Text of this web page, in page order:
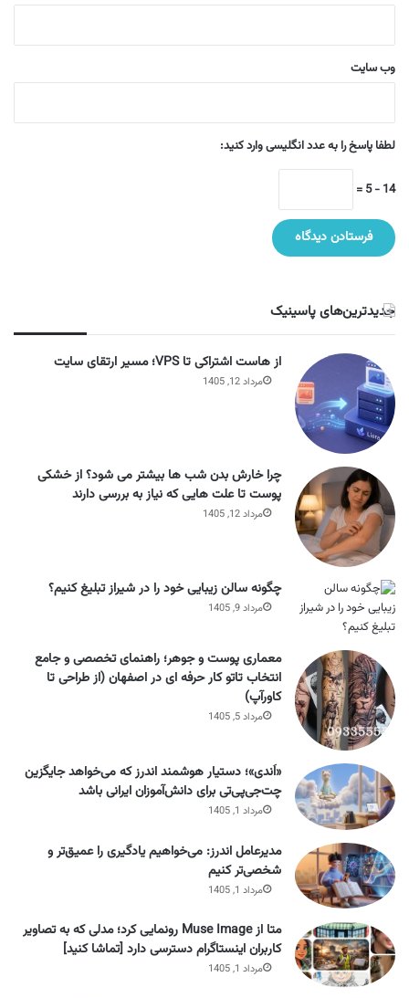
وب‌ سایت
لطفا پاسخ را به عدد انگلیسی وارد کنید:
14 − 5 =
جدیدترین‌های پاسینیک
از هاست اشتراکی تا VPS؛ مسیر ارتقای سایت
مرداد 12, 1405
چرا خارش بدن شب ها بیشتر می شود؟ از خشکی
پوست تا علت هایی که نیاز به بررسی دارند
مرداد 12, 1405
چگونه سالن زیبایی خود را در شیراز تبلیغ کنیم؟
مرداد 9, 1405
معماری پوست و جوهر؛ راهنمای تخصصی و جامع
انتخاب تاتو کار حرفه ای در اصفهان (از طراحی تا
کاورآپ)
مرداد 5, 1405
«اَندی»؛ دستیار هوشمند اندرز که می‌خواهد جایگزین
چت‌جی‌پی‌تی برای دانش‌آموزان ایرانی باشد
مرداد 1, 1405
مدیرعامل اندرز: می‌خواهیم یادگیری را عمیق‌تر و
شخصی‌تر کنیم
مرداد 1, 1405
متا از Muse Image رونمایی کرد؛ مدلی که به تصاویر
کاربران اینستاگرام دسترسی دارد [تماشا کنید]
مرداد 1, 1405